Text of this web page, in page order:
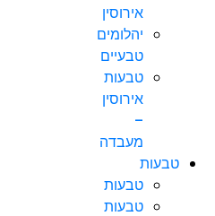
אירוסין
יהלומים
טבעיים
טבעות
אירוסין
–
מעבדה
טבעות
טבעות
טבעות